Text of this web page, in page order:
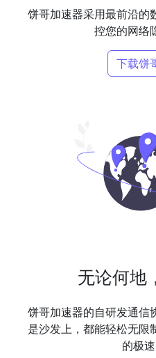
饼哥加速器采用最前沿的
控您的网络
下载饼
无论何地
饼哥加速器的自研发通信
是沙发上，都能轻松无限
的极速